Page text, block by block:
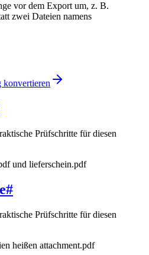
vor dem Export um, z. B.
zwei Dateien namens
konvertieren
Prüfschritte für diesen
und lieferschein.pdf
#
Prüfschritte für diesen
heißen attachment.pdf